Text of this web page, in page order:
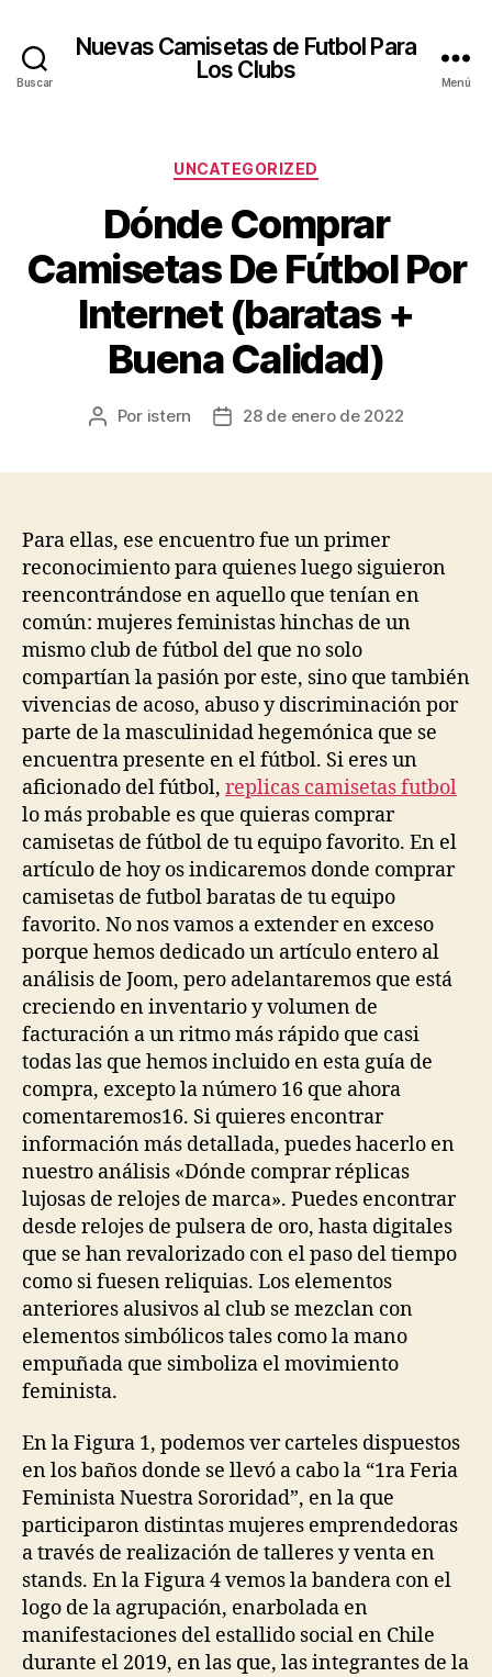
Buscar
Nuevas Camisetas de Futbol Para
Los Clubs
Menú
Categorías
UNCATEGORIZED
Dónde Comprar
Camisetas De Fútbol Por
Internet (baratas +
Buena Calidad)
Autor
Por istern
Fecha28 de enero de 2022
Para ellas, ese encuentro fue un primer
reconocimiento para quienes luego siguieron
reencontrándose en aquello que tenían en
común: mujeres feministas hinchas de un
mismo club de fútbol del que no solo
compartían la pasión por este, sino que también
vivencias de acoso, abuso y discriminación por
parte de la masculinidad hegemónica que se
encuentra presente en el fútbol. Si eres un
aficionado del fútbol, replicas camisetas futbol
lo más probable es que quieras comprar
camisetas de fútbol de tu equipo favorito. En el
artículo de hoy os indicaremos donde comprar
camisetas de futbol baratas de tu equipo
favorito. No nos vamos a extender en exceso
porque hemos dedicado un artículo entero al
análisis de Joom, pero adelantaremos que está
creciendo en inventario y volumen de
facturación a un ritmo más rápido que casi
todas las que hemos incluido en esta guía de
compra, excepto la número 16 que ahora
comentaremos16. Si quieres encontrar
información más detallada, puedes hacerlo en
nuestro análisis «Dónde comprar réplicas
lujosas de relojes de marca». Puedes encontrar
desde relojes de pulsera de oro, hasta digitales
que se han revalorizado con el paso del tiempo
como si fuesen reliquias. Los elementos
anteriores alusivos al club se mezclan con
elementos simbólicos tales como la mano
empuñada que simboliza el movimiento
feminista.
En la Figura 1, podemos ver carteles dispuestos
en los baños donde se llevó a cabo la “1ra Feria
Feminista Nuestra Sororidad”, en la que
participaron distintas mujeres emprendedoras
a través de realización de talleres y venta en
stands. En la Figura 4 vemos la bandera con el
logo de la agrupación, enarbolada en
manifestaciones del estallido social en Chile
durante el 2019, en las que, las integrantes de la